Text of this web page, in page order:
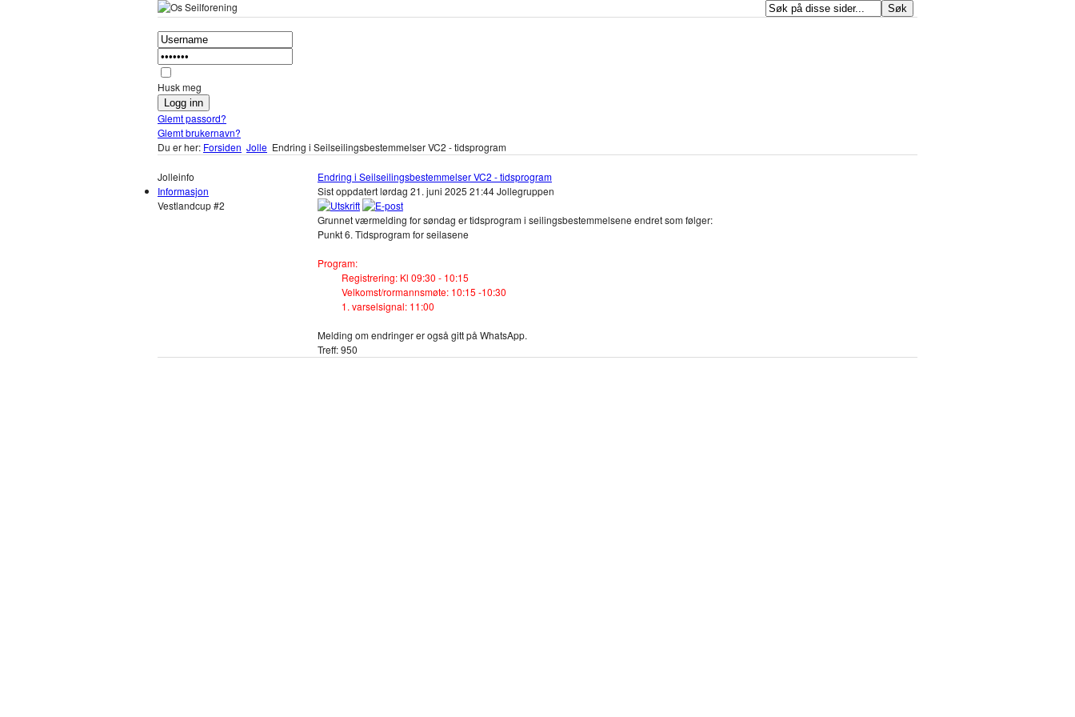
Husk meg
Glemt passord?
Glemt brukernavn?
Du er her: Forsiden Jolle Endring i Seilseilingsbestemmelser VC2 - tidsprogram
Jolleinfo
Informasjon
Vestlandcup #2
Endring i Seilseilingsbestemmelser VC2 - tidsprogram
Sist oppdatert lørdag 21. juni 2025 21:44Jollegruppen
Grunnet værmelding for søndag er tidsprogram i seilingsbestemmelsene endret som følger:
Punkt 6. Tidsprogram for seilasene
Program:
Registrering: Kl 09:30 - 10:15
Velkomst/rormannsmøte: 10:15 -10:30
1. varselsignal: 11:00
Melding om endringer er også gitt på WhatsApp.
Treff: 950